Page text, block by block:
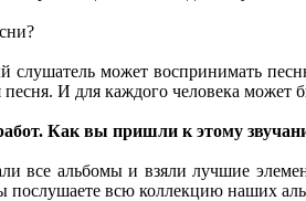
может воспринимать
И для каждого человека может
Как вы пришли к этому
все альбомы и взяли лучшие
всю коллекцию наших